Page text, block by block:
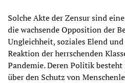
Solche Akte der Zensur sind
die wachsende Opposition der
Ungleichheit, soziales Elend
Reaktion der herrschenden
Pandemie. Deren Politik
über den Schutz von